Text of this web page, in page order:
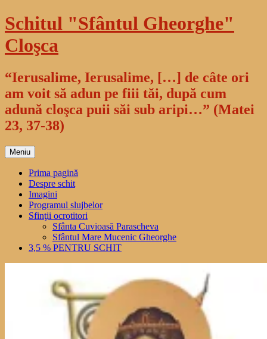
Sari
la
conținut
Schitul "Sfântul Gheorghe"
Cloşca
“Ierusalime, Ierusalime, […] de câte ori
am voit să adun pe fiii tăi, după cum
adună cloşca puii săi sub aripi…” (Matei
23, 37-38)
Meniu
Prima pagină
Despre schit
Imagini
Programul slujbelor
Sfinţii ocrotitori
Sfânta Cuvioasă Parascheva
Sfântul Mare Mucenic Gheorghe
3,5 % PENTRU SCHIT